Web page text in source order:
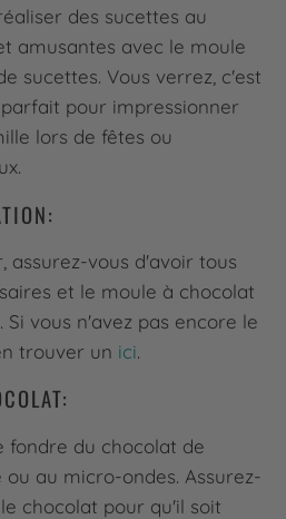
des sucettes au
amusantes avec le moule
sucettes. Vous verrez, c'est
pour impressionner
lors de fêtes ou
assurez-vous d'avoir tous
et le moule à chocolat
vous n'avez pas encore le
trouver un ici.
fondre du chocolat de
au micro-ondes. Assurez-
chocolat pour qu'il soit